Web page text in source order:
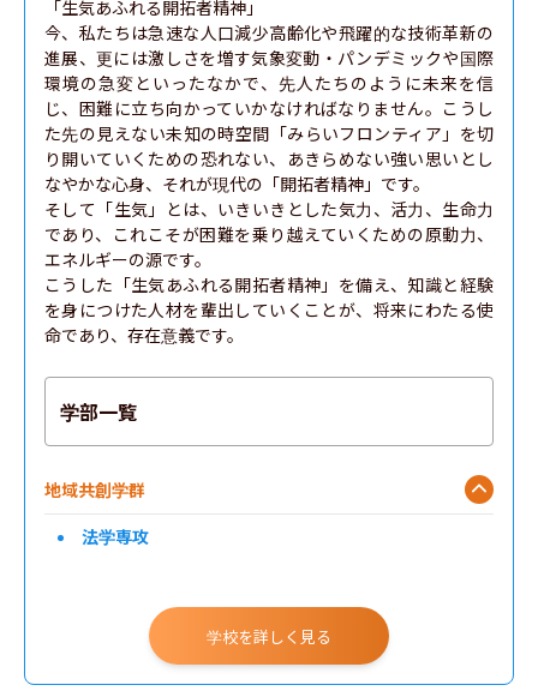
「生気あふれる開拓者精神」
今、私たちは急速な人口減少高齢化や飛躍的な技術革新の
進展、更には激しさを増す気象変動・パンデミックや国際
環境の急変といったなかで、先人たちのように未来を信
じ、困難に立ち向かっていかなければなりません。こうし
た先の見えない未知の時空間「みらいフロンティア」を切
り開いていくための恐れない、あきらめない強い思いとし
なやかな心身、それが現代の「開拓者精神」です。
そして「生気」とは、いきいきとした気力、活力、生命力
であり、これこそが困難を乗り越えていくための原動力、
エネルギーの源です。
こうした「生気あふれる開拓者精神」を備え、知識と経験
を身につけた人材を輩出していくことが、将来にわたる使
命であり、存在意義です。
学部一覧
地域共創学群
法学専攻
学校を詳しく見る